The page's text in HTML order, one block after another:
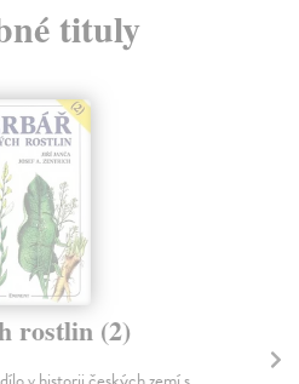
tituly
rostlin (4)